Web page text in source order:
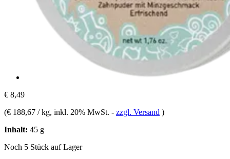
€ 8,49
(€ 188,67 / kg, inkl. 20% MwSt. - zzgl. Versand )
Inhalt: 45 g
Noch 5 Stück auf Lager